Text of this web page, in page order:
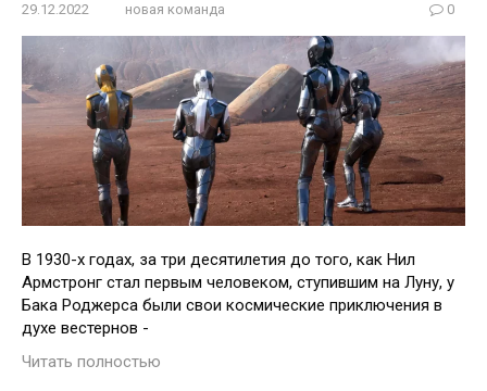
29.12.2022 новая команда 0
В 1930-х годах, за три десятилетия до того, как Нил
Армстронг стал первым человеком, ступившим на Луну, у
Бака Роджерса были свои космические приключения в
духе вестернов -
Читать полностью